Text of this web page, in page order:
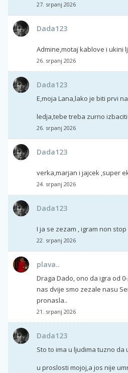
27. srpanj 2026
Dada123
Admine,motaj kablove i ukini
26. srpanj 2026
Dada123
E,moja Lana,lako je biti prvi
ledja,tebe treba zurno
26. srpanj 2026
Dada123
verka,marjan i jajcek ,super
24. srpanj 2026
Dada123
I ja se zezam , igram non stop
22. srpanj 2026
plava..
Draga Dado, ono da igra od
nas dvije smo zezale nasu
pronasla..
21. srpanj 2026
Dada123
Sto to ima u ljudima tuzno
u proslosti mojoj,a jos nije